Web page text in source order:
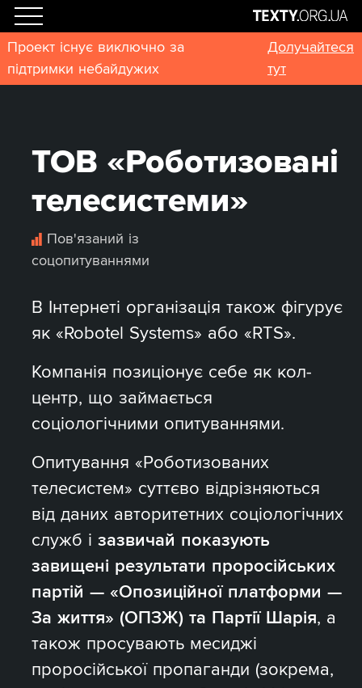
Проект існує виключно за
підтримки небайдужих
Долучайтеся
тут
ТОВ «Роботизовані
телесистеми»
Пов'язаний із
соцопитуваннями
В Інтернеті організація також фігурує
як «Robotel Systems» або «RTS».
Компанія позиціонує себе як кол-
центр, що займається
соціологічними опитуваннями.
Опитування «Роботизованих
телесистем» суттєво відрізняються
від даних авторитетних соціологічних
служб і зазвичай показують
завищені результати проросійських
партій — «Опозиційної платформи —
За життя» (ОПЗЖ) та Партії Шарія, а
також просувають месиджі
проросійської пропаганди (зокрема,